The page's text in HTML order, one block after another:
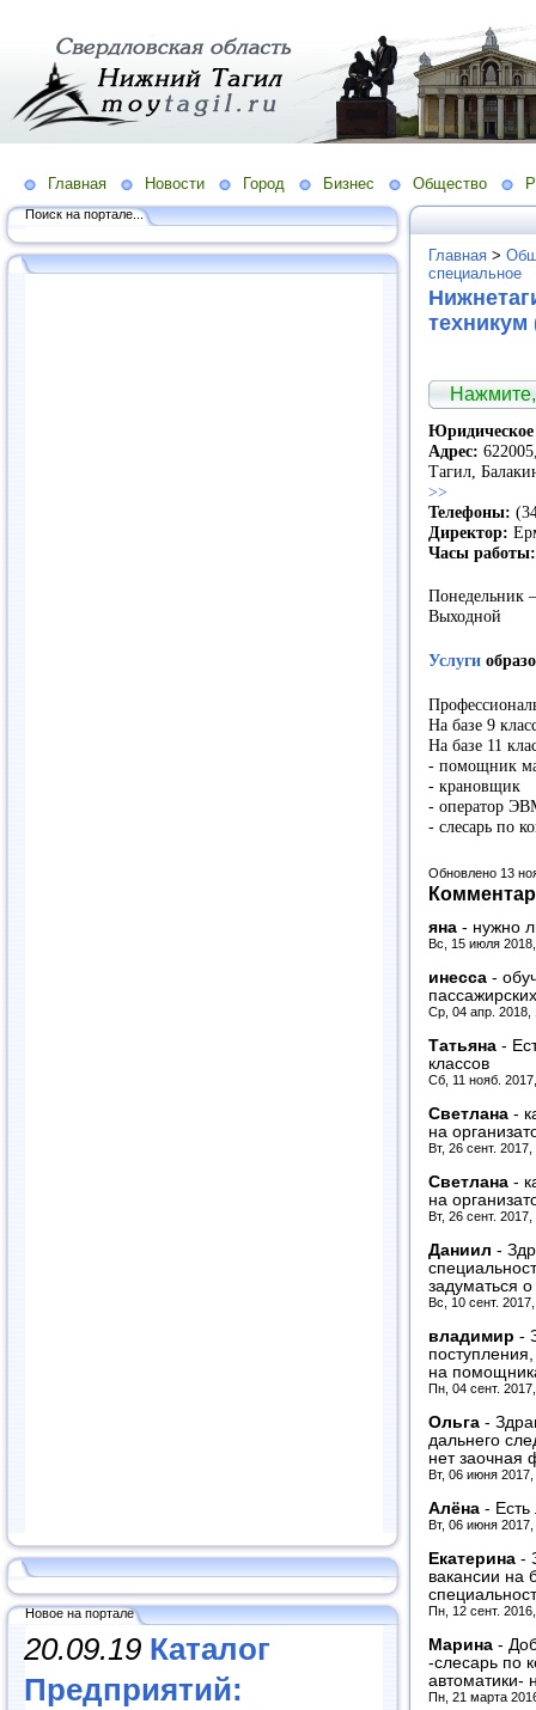
Главная Новости Город Бизнес Общество
Поиск на портале...
Новое на портале
20.09.19 Каталог
Предприятий:
Главная >
специальное
Юридическое
Адрес:
Тагил,
>>
Телефоны:
Директор:
Часы работы:
Понедельник
Выходной
Услуги
На базе 9
На базе 11
- помощник
- крановщик
- оператор
- слесарь по
Обновлено 13
яна - нужно
Вс, 15 июля
инесса -
Ср, 04 апр. 2018,
Татьяна -
классов
Сб, 11 нояб.
Светлана -
на
Вт, 26 сент.
Светлана -
на
Вт, 26 сент.
Даниил -
задуматься
Вс, 10 сент.
владимир -
на
Пн, 04 сент.
Ольга -
дальнего
нет заочная
Вт, 06 июня
Алёна -
Вт, 06 июня
Екатерина -
вакансии на
Пн, 12 сент.
Марина -
-слесарь по
автоматики-
Пн, 21 марта